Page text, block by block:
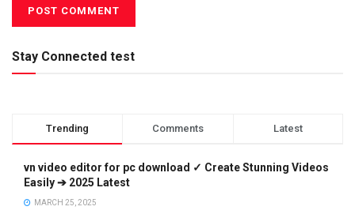
Stay Connected test
Trending Comments Latest
vn video editor for pc download ✓ Create Stunning Videos
Easily ➔ 2025 Latest
MARCH 25, 2025